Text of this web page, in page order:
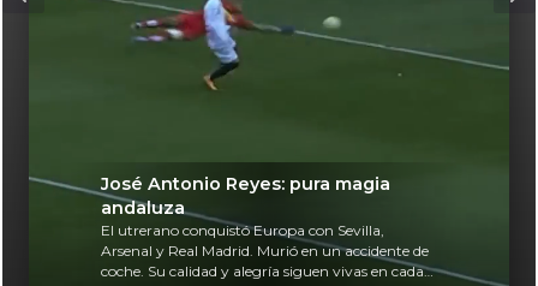
José Antonio Reyes: pura magia
andaluza
El utrerano conquistó Europa con Sevilla,
Arsenal y Real Madrid. Murió en un accidente de
coche. Su calidad y alegría siguen vivas en cada